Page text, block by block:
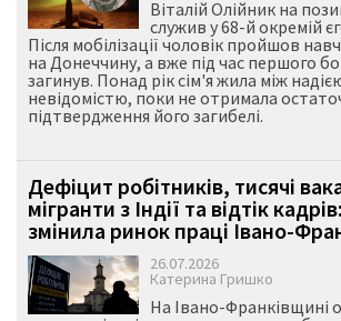
Віталій Олійник на
служив у 68-й окремій
Після мобілізації чоловік пройшов
на Донеччину, а вже під час першого
загинув. Понад рік сім'я жила між
невідомістю, поки не отримала
підтвердження його загибелі.
Дефіцит робітників, тисячі
мігранти з Індії та відтік
змінила ринок праці Івано-
26.07.2026
Катерина Гришко
На Івано-Франківщині